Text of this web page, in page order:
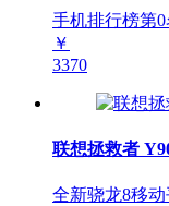
手机排行榜第0
￥
3370
联想拯救者
全新骁龙8移